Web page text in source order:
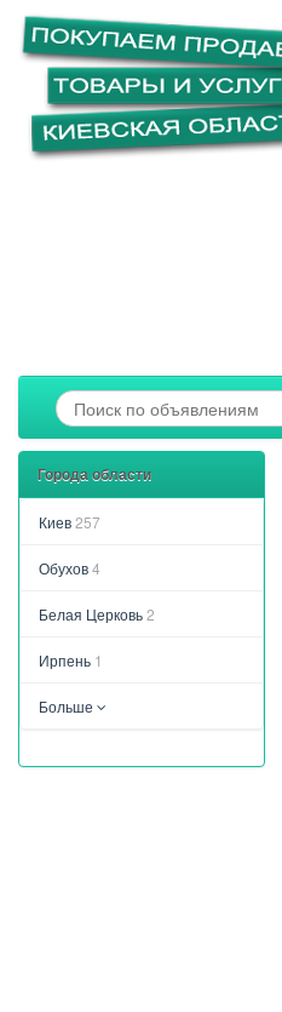
Города области
Киев257
Обухов4
Белая Церковь2
Ирпень 1
Больше